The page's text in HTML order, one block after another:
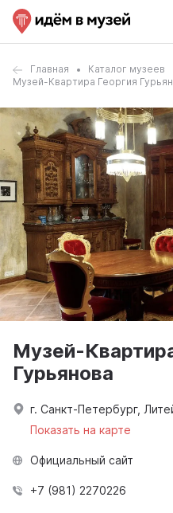
Главная Каталог музеев
Музей-Квартира Георгия
Музей-
Гурьянова
г. Санкт-Петербург,
Показать на карте
Официальный сайт
+7 (981) 2270226